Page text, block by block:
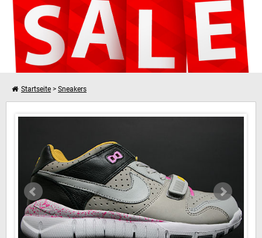
Dein Warenkorb ist leer!
Startseite > Sneakers
Nike Trainer Dunk Low Medium Grey Black